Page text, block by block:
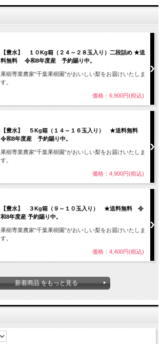
【豊水】 １０Kg箱（２４～２８玉入り）二段詰め ★送
料無料 令和8年度産 予約賜り中。
果樹専業農家“千葉果樹園”がおいしい梨をお届けいたしま
す。
価格：6,900円(税込)
【豊水】 ５Kg箱（１４～１６玉入り） ★送料無料
令和8年度産 予約賜り中。
果樹専業農家“千葉果樹園”がおいしい梨をお届けいたしま
す。
価格：4,900円(税込)
【豊水】 ３Kg箱（９～１０玉入り） ★送料無料 令
和8年度産 予約賜り中。
果樹専業農家“千葉果樹園”がおいしい梨をお届けいたしま
す。
価格：4,400円(税込)
新着商品 をもっと見る